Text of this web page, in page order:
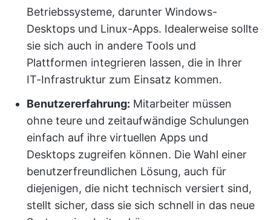
Betriebssysteme, darunter Windows-
Desktops und Linux-Apps. Idealerweise sollte
sie sich auch in andere Tools und
Plattformen integrieren lassen, die in Ihrer
IT-Infrastruktur zum Einsatz kommen.
Benutzererfahrung: Mitarbeiter müssen
ohne teure und zeitaufwändige Schulungen
einfach auf ihre virtuellen Apps und
Desktops zugreifen können. Die Wahl einer
benutzerfreundlichen Lösung, auch für
diejenigen, die nicht technisch versiert sind,
stellt sicher, dass sie sich schnell in das neue